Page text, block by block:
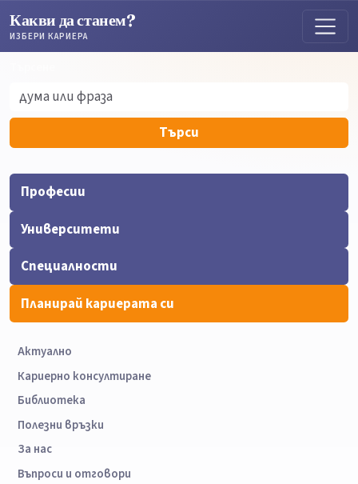
Какви да станем?
ИЗБЕРИ КАРИЕРА
Търси
Професии
Университети
Специалности
Планирай кариерата си
Актуално
Кариерно консултиране
Библиотека
Полезни връзки
За нас
Въпроси и отговори